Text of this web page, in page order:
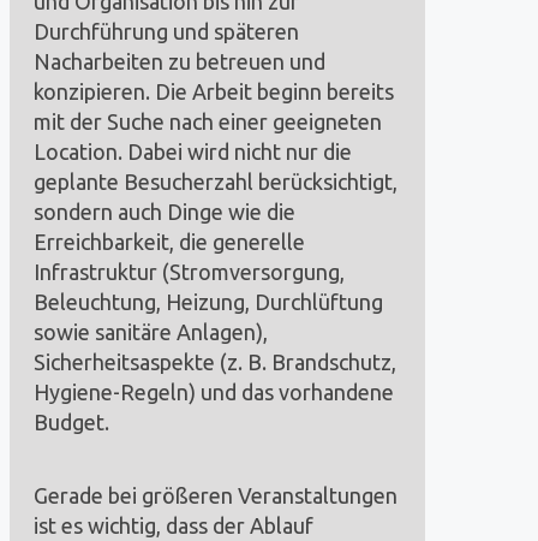
Durchführung und späteren
Nacharbeiten zu betreuen und
konzipieren. Die Arbeit beginn bereits
mit der Suche nach einer geeigneten
Location. Dabei wird nicht nur die
geplante Besucherzahl berücksichtigt,
sondern auch Dinge wie die
Erreichbarkeit, die generelle
Infrastruktur (Stromversorgung,
Beleuchtung, Heizung, Durchlüftung
sowie sanitäre Anlagen),
Sicherheitsaspekte (z. B. Brandschutz,
Hygiene-Regeln) und das vorhandene
Budget.
Gerade bei größeren Veranstaltungen
ist es wichtig, dass der Ablauf